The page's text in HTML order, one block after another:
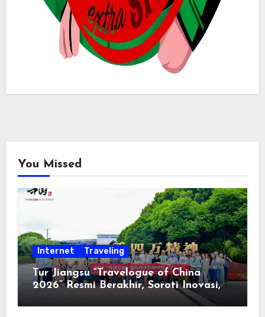
You Missed
Internet Traveling
Tur Jiangsu “Travelogue of China
2026” Resmi Berakhir, Soroti Inovasi,
Keterbukaan, dan Pembangunan
Berorientasi pada Masyarakat